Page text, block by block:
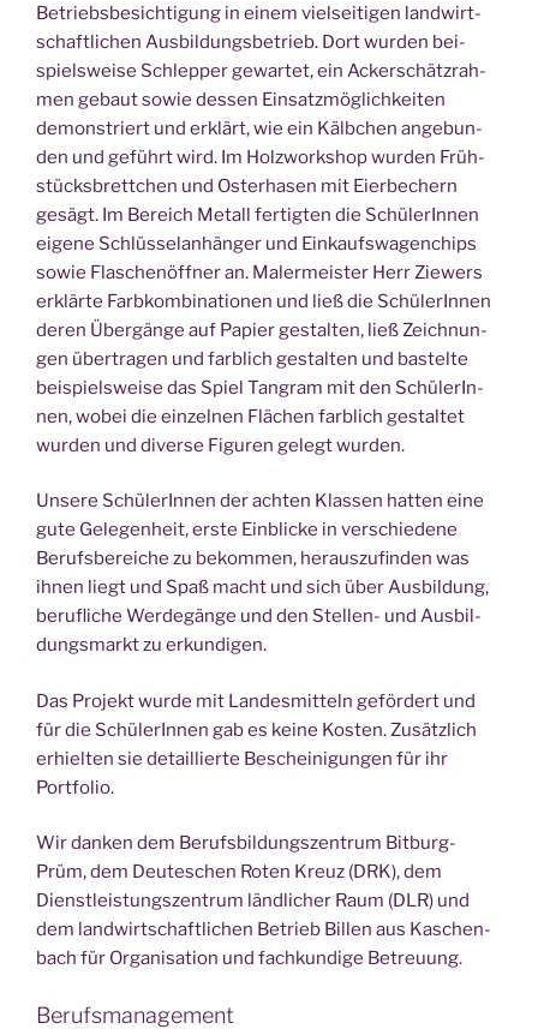
Betriebs­be­sich­ti­gung in einem viel­sei­ti­gen land­wirt­
schaft­li­chen Aus­bil­dungs­be­trieb. Dort wur­den bei­
spiels­wei­se Schlep­per gewar­tet, ein Acker­schätz­rah­
men gebaut sowie des­sen Ein­satz­mög­lich­kei­ten
demons­triert und erklärt, wie ein Kälb­chen ange­bun­
den und geführt wird. Im Holz­work­shop wur­den Früh­
stücks­brett­chen und Oster­ha­sen mit Eier­be­chern
gesägt. Im Bereich Metall fer­tig­ten die Schü­le­rIn­nen
eige­ne Schlüs­sel­an­hän­ger und Ein­kaufs­wa­gen­chips
sowie Fla­schen­öff­ner an. Maler­meis­ter Herr Zie­wers
erklär­te Farb­kom­bi­na­tio­nen und ließ die Schü­le­rIn­nen
deren Über­gän­ge auf Papier gestal­ten, ließ Zeich­nun­
gen über­tra­gen und farb­lich gestal­ten und bas­tel­te
bei­spiels­wei­se das Spiel Tang­ram mit den Schü­le­rIn­
nen, wobei die ein­zel­nen Flä­chen farb­lich gestal­tet
wur­den und diver­se Figu­ren gelegt wurden.
Unse­re Schü­le­rIn­nen der ach­ten Klas­sen hat­ten eine
gute Gele­gen­heit, ers­te Ein­bli­cke in ver­schie­de­ne
Berufs­be­rei­che zu bekom­men, her­aus­zu­fin­den was
ihnen liegt und Spaß macht und sich über Aus­bil­dung,
beruf­li­che Wer­de­gän­ge und den Stel­len- und Aus­bil­
dungs­markt zu erkundigen.
Das Pro­jekt wur­de mit Lan­des­mit­teln geför­dert und
für die Schü­le­rIn­nen gab es kei­ne Kos­ten. Zusätz­lich
erhiel­ten sie detail­lier­te Beschei­ni­gun­gen für ihr
Portfolio.
Wir dan­ken dem Berufs­bil­dungs­zen­trum Bit­burg-
Prüm, dem Deu­te­schen Roten Kreuz (DRK), dem
Dienst­leis­tungs­zen­trum länd­li­cher Raum (DLR) und
dem land­wirt­schaft­li­chen Betrieb Bil­len aus Kaschen­
bach für Orga­ni­sa­ti­on und fach­kun­di­ge Betreuung.
Berufsmanagement